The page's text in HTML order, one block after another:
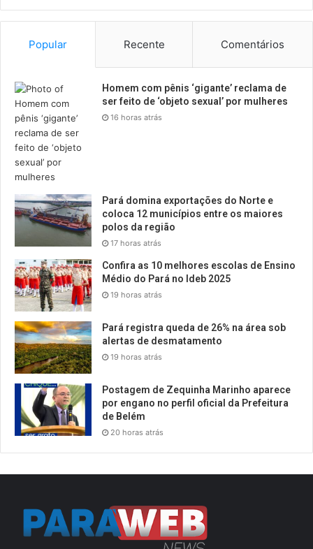
Popular Recente Comentários
Homem com pênis ‘gigante’ reclama de
ser feito de ‘objeto sexual’ por mulheres
16 horas atrás
Pará domina exportações do Norte e
coloca 12 municípios entre os maiores
polos da região
17 horas atrás
Confira as 10 melhores escolas de Ensino
Médio do Pará no Ideb 2025
19 horas atrás
Pará registra queda de 26% na área sob
alertas de desmatamento
19 horas atrás
Postagem de Zequinha Marinho aparece
por engano no perfil oficial da Prefeitura
de Belém
20 horas atrás